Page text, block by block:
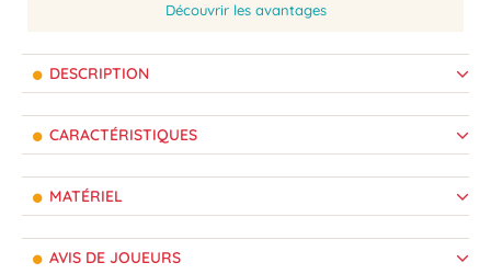
Découvrir les avantages
DESCRIPTION
CARACTÉRISTIQUES
MATÉRIEL
AVIS DE JOUEURS